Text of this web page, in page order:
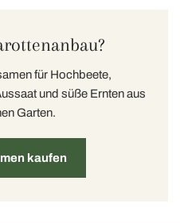
für Hochbeete,
und süße Ernten aus
Garten.
kaufen